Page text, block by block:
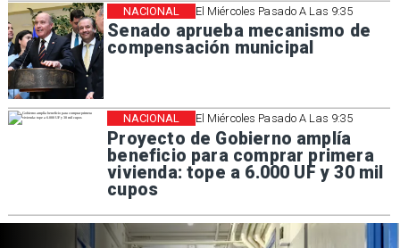
El Miércoles Pasado A Las 9:35
Senado aprueba mecanismo de
compensación municipal
NACIONAL
El Miércoles Pasado A Las 9:35
Proyecto de Gobierno amplía
beneficio para comprar primera
vivienda: tope a 6.000 UF y 30 mil
cupos
NACIONAL